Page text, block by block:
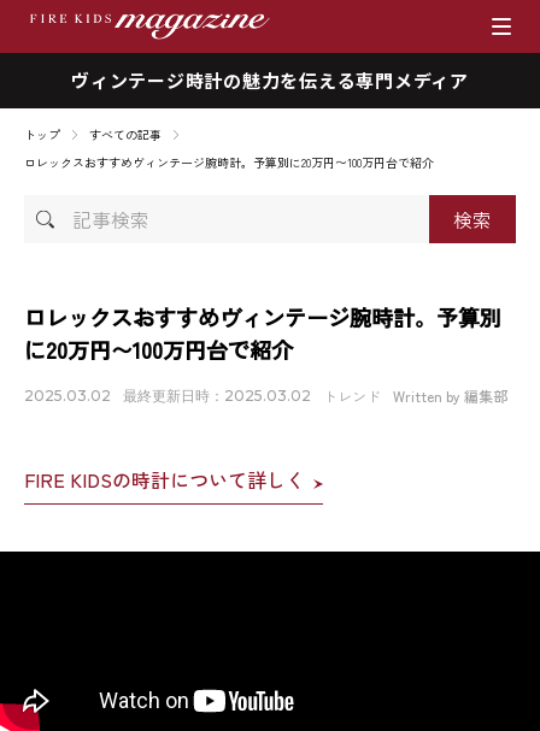
ヴィンテージ時計の魅力を伝える専門メディア
ブランド
商品一覧
時計を売りたい方へ
店舗情報
採用情報
トップ
すべての記事
ロレックスおすすめヴィンテージ腕時計。予算別に20万円〜100万円台で紹介
記
ロレックスおすすめヴィンテージ腕時計。予算別
に20万円〜100万円台で紹介
2025.03.02 最終更新日時：2025.03.02 トレンド Written by 編集部
FIRE KIDSの時計について詳しく